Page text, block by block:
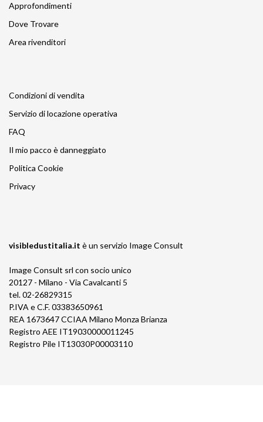
Approfondimenti
Dove Trovare
Area rivenditori
Condizioni di vendita
Servizio di locazione operativa
FAQ
Il mio pacco è danneggiato
Politica Cookie
Privacy
visibledustitalia.it è un servizio Image Consult
Image Consult srl con socio unico
20127 - Milano - Via Cavalcanti 5
tel. 02-26829315
P.IVA e C.F. 03383650961
REA 1673647 CCIAA Milano Monza Brianza
Registro AEE IT19030000011245
Registro Pile IT13030P00003110